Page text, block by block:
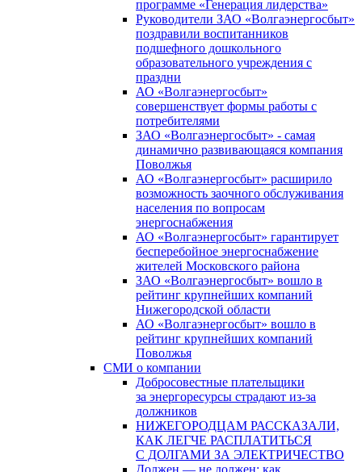
программе «Генерация лидерства»
Руководители ЗАО «Волгаэнергосбыт»
поздравили воспитанников
подшефного дошкольного
образовательного учреждения с
праздни
АО «Волгаэнергосбыт»
совершенствует формы работы с
потребителями
ЗАО «Волгаэнергосбыт» - самая
динамично развивающаяся компания
Поволжья
АО «Волгаэнергосбыт» расширило
возможность заочного обслуживания
населения по вопросам
энергоснабжения
АО «Волгаэнергосбыт» гарантирует
бесперебойное энергоснабжение
жителей Московского района
ЗАО «Волгаэнергосбыт» вошло в
рейтинг крупнейших компаний
Нижегородской области
АО «Волгаэнергосбыт» вошло в
рейтинг крупнейших компаний
Поволжья
СМИ о компании
Добросовестные плательщики
за энергоресурсы страдают из-за
должников
НИЖЕГОРОДЦАМ РАССКАЗАЛИ,
КАК ЛЕГЧЕ РАСПЛАТИТЬСЯ
С ДОЛГАМИ ЗА ЭЛЕКТРИЧЕСТВО